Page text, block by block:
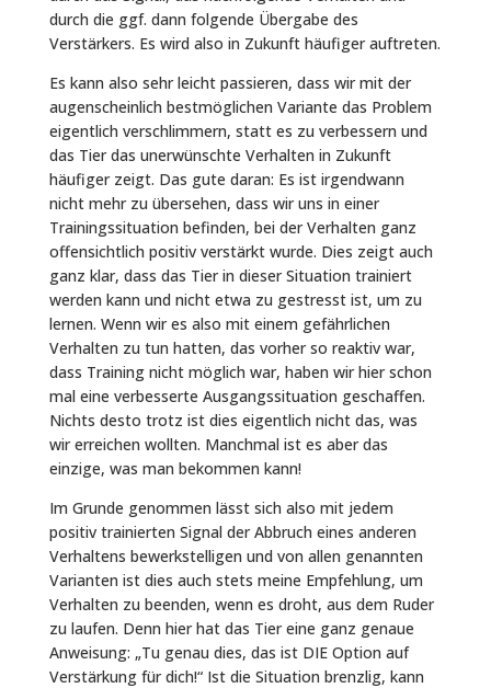
durch die ggf. dann folgende Übergabe des
Verstärkers. Es wird also in Zukunft häufiger auftreten.
Es kann also sehr leicht passieren, dass wir mit der
augenscheinlich bestmöglichen Variante das Problem
eigentlich verschlimmern, statt es zu verbessern und
das Tier das unerwünschte Verhalten in Zukunft
häufiger zeigt. Das gute daran: Es ist irgendwann
nicht mehr zu übersehen, dass wir uns in einer
Trainingssituation befinden, bei der Verhalten ganz
offensichtlich positiv verstärkt wurde. Dies zeigt auch
ganz klar, dass das Tier in dieser Situation trainiert
werden kann und nicht etwa zu gestresst ist, um zu
lernen. Wenn wir es also mit einem gefährlichen
Verhalten zu tun hatten, das vorher so reaktiv war,
dass Training nicht möglich war, haben wir hier schon
mal eine verbesserte Ausgangssituation geschaffen.
Nichts desto trotz ist dies eigentlich nicht das, was
wir erreichen wollten. Manchmal ist es aber das
einzige, was man bekommen kann!
Im Grunde genommen lässt sich also mit jedem
positiv trainierten Signal der Abbruch eines anderen
Verhaltens bewerkstelligen und von allen genannten
Varianten ist dies auch stets meine Empfehlung, um
Verhalten zu beenden, wenn es droht, aus dem Ruder
zu laufen. Denn hier hat das Tier eine ganz genaue
Anweisung: „Tu genau dies, das ist DIE Option auf
Verstärkung für dich!“ Ist die Situation brenzlig, kann